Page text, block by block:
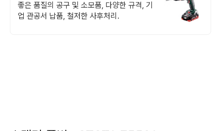
좋은 품질의 공구 및 소모품, 다양한 규격, 기
업 관공서 납품, 철저한 사후처리.